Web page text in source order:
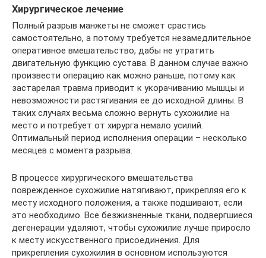
Хирургическое лечение
Полный разрыв манжеты не сможет срастись
самостоятельно, а потому требуется незамедлительное
оперативное вмешательство, дабы не утратить
двигательную функцию сустава. В данном случае важно
произвести операцию как можно раньше, потому как
застарелая травма приводит к укорачиванию мышцы и
невозможности растягивания ее до исходной длины. В
таких случаях весьма сложно вернуть сухожилие на
место и потребует от хирурга немало усилий.
Оптимальный период исполнения операции – несколько
месяцев с момента разрыва.
В процессе хирургического вмешательства
поврежденное сухожилие натягивают, прикрепляя его к
месту исходного положения, а также подшивают, если
это необходимо. Все безжизненные ткани, подвергшиеся
дегенерации удаляют, чтобы сухожилие лучше приросло
к месту искусственного присоединения. Для
прикрепления сухожилия в основном используются